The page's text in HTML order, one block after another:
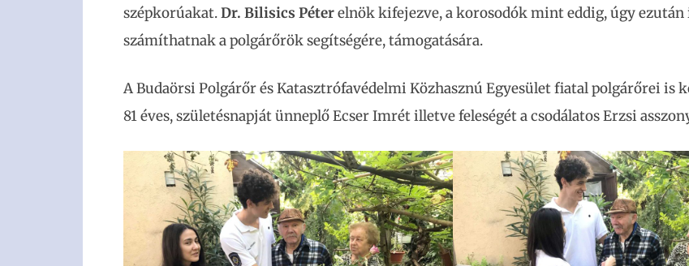
szépkorúakat.Dr. Bilisics Péterelnök kifejezve, a korosodók mint eddig, úgy ezután
számíthatnak a polgárőrök segítségére, támogatására.
A Budaörsi Polgárőr és Katasztrófavédelmi Közhasznú Egyesület fiatal polgárőrei is
81 éves, születésnapját ünneplő Ecser Imrét illetve feleségét a csodálatos Erzsi